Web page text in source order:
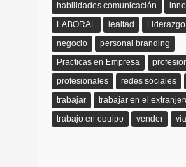
habilidades comunicación
LABORAL
lealtad Liderazgo
negocio
personal branding
Practicas en Empresa
profesionales
redes sociales
trabajar
trabajar en el
trabajo en equipo
vender